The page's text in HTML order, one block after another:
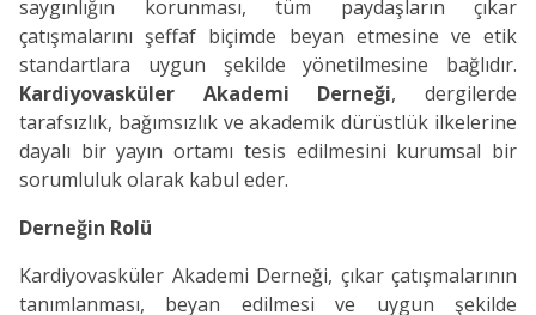
saygınlığın korunması, tüm paydaşların çıkar
çatışmalarını şeffaf biçimde beyan etmesine ve etik
standartlara uygun şekilde yönetilmesine bağlıdır.
Kardiyovasküler Akademi Derneği, dergilerde
tarafsızlık, bağımsızlık ve akademik dürüstlük ilkelerine
dayalı bir yayın ortamı tesis edilmesini kurumsal bir
sorumluluk olarak kabul eder.
Derneğin Rolü
Kardiyovasküler Akademi Derneği, çıkar çatışmalarının
tanımlanması, beyan edilmesi ve uygun şekilde